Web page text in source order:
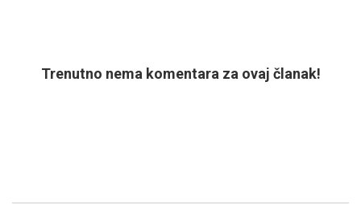
Trenutno nema komentara za ovaj članak!